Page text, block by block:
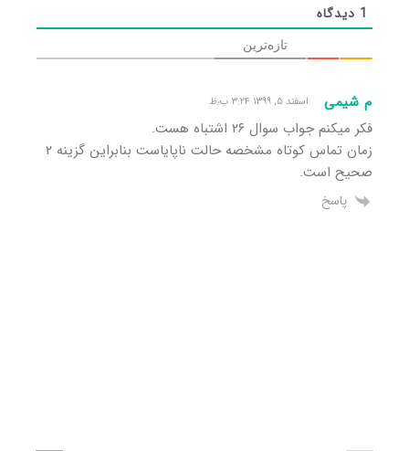
1 دیدگاه
تازه‌ترین
م شیمی اسفند ۵, ۱۳۹۹ ۳:۲۴ ب٫ظ
فکر میکنم جواب سوال ۲۶ اشتباه هست.
زمان تماس کوتاه مشخصه حالت ناپایاست بنابراین گزینه ۲
صحیح است.
پاسخ